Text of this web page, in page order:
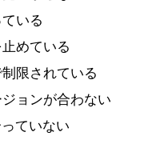
いる
めている
限されている
ョンが合わない
ていない